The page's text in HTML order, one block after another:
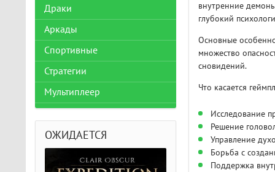
внутренние
глубокий
Основные
множество
сновидений.
Что касается
Исследование
Решение
Управление
Борьба с
Поддержка
Драки
Аркады
Спортивные
Стратегии
Мультиплеер
ОЖИДАЕТСЯ